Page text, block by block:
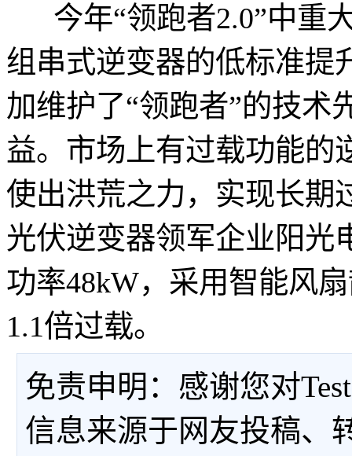
今年“领跑者2.0”中重
组串式逆变器的低标准提
加维护了“领跑者”的技术
益。市场上有过载功能的
使出洪荒之力，实现长期
光伏逆变器领军企业阳光
功率48kW，采用智能风
1.1倍过载。
免责申明：感谢您对
信息来源于网友投稿、